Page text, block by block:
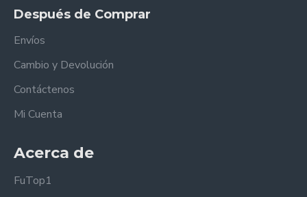
Después de Comprar
Envíos
Cambio y Devolución
Contáctenos
Mi Cuenta
Acerca de
FuTop1